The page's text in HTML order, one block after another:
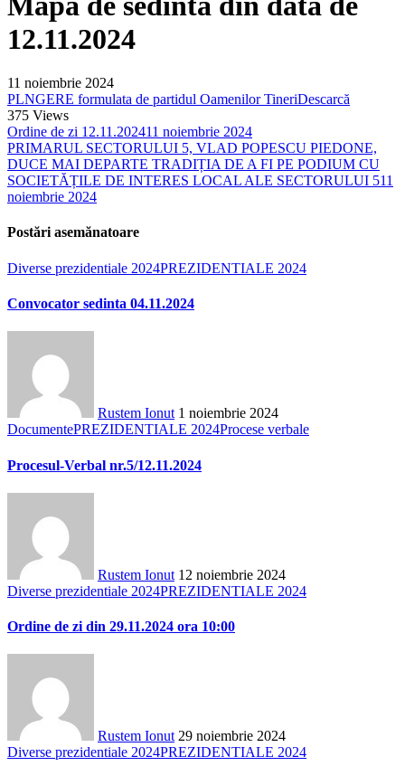
12.11.2024
11 noiembrie 2024
PLNGERE formulata de partidul Oamenilor TineriDescarcă
375 Views
Ordine de zi 12.11.202411 noiembrie 2024
PRIMARUL SECTORULUI 5, VLAD POPESCU PIEDONE,
DUCE MAI DEPARTE TRADIȚIA DE A FI PE PODIUM CU
SOCIETĂȚILE DE INTERES LOCAL ALE SECTORULUI 511
noiembrie 2024
Postări asemănatoare
Diverse prezidentiale 2024PREZIDENTIALE 2024
Convocator sedinta 04.11.2024
Rustem Ionut 1 noiembrie 2024
DocumentePREZIDENTIALE 2024Procese verbale
Procesul-Verbal nr.5/12.11.2024
Rustem Ionut 12 noiembrie 2024
Diverse prezidentiale 2024PREZIDENTIALE 2024
Ordine de zi din 29.11.2024 ora 10:00
Rustem Ionut 29 noiembrie 2024
Diverse prezidentiale 2024PREZIDENTIALE 2024